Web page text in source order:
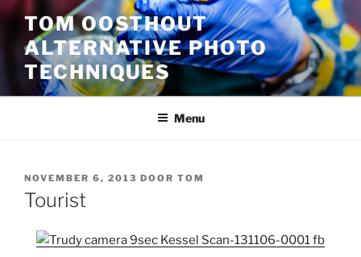
Ga
inhoud
TOM OOSTHOUT
ALTERNATIVE PHOTO
TECHNIQUES
Menu
GEPLAATST
OP
NOVEMBER 6, 2013 DOOR TOM
Tourist